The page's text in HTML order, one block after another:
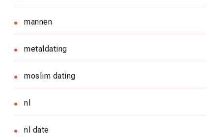
mannen
metaldating
moslim dating
nl
nl date